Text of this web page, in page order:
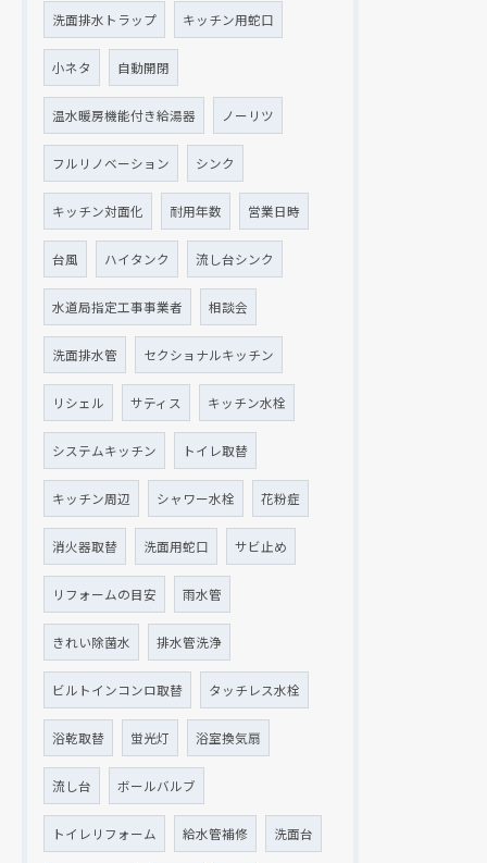
洗面排水トラップ キッチン用蛇口
小ネタ 自動開閉
温水暖房機能付き給湯器 ノーリツ
フルリノベーション シンク
キッチン対面化 耐用年数 営業日時
台風 ハイタンク 流し台シンク
水道局指定工事事業者 相談会
洗面排水管 セクショナルキッチン
リシェル サティス キッチン水栓
システムキッチン トイレ取替
キッチン周辺 シャワー水栓 花粉症
消火器取替 洗面用蛇口 サビ止め
リフォームの目安 雨水管
きれい除菌水 排水管洗浄
ビルトインコンロ取替 タッチレス水栓
浴乾取替 蛍光灯 浴室換気扇
流し台 ボールバルブ
トイレリフォーム 給水管補修 洗面台
クリックでチラシのページにジャンプします
クリックでチラシのページにジャンプします